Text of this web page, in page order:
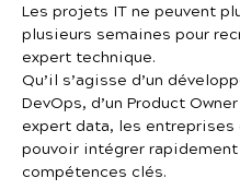
Les projets IT ne peuvent
plusieurs semaines pour
expert technique.
Qu’il s’agisse d’un
DevOps, d’un Product Owner
expert data, les
pouvoir intégrer
compétences clés.